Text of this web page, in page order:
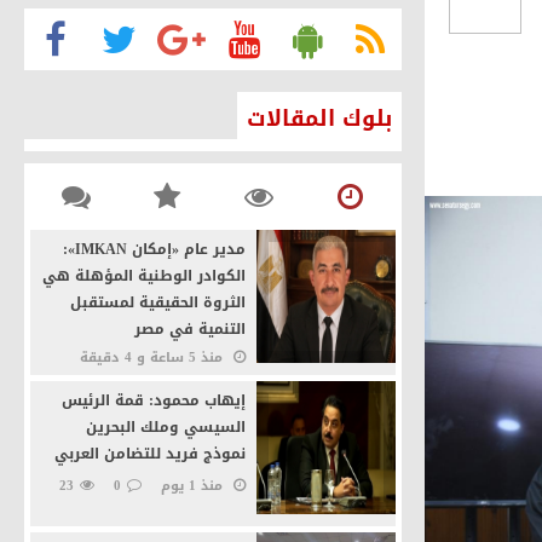
القومي
السيسي
القاهرة كصانعة للسلام
بلوك المقالات
مدير عام «إمكان IMKAN»:
الكوادر الوطنية المؤهلة هي
الثروة الحقيقية لمستقبل
التنمية في مصر
منذ 5 ساعة و 4 دقيقة
إيهاب محمود: قمة الرئيس
السيسي وملك البحرين
نموذج فريد للتضامن العربي
منذ 1 يوم 0
23